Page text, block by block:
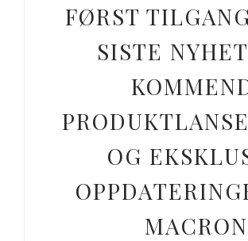
FØRST
SISTE
OG